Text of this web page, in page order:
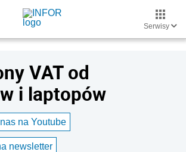
Serwisy
VAT od
i laptopów
na Youtube
newsletter